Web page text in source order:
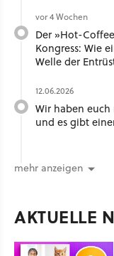
vor 4 Wochen
Der »Hot-
Kongress: Wie
Welle der
12.06.2026
Wir haben
und es gibt
mehr anzeigen
AKTUELLE